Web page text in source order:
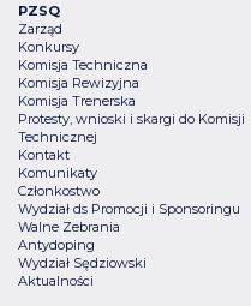
PZSQ
Zarząd
Konkursy
Komisja Techniczna
Komisja Rewizyjna
Komisja Trenerska
Protesty, wnioski i skargi do Komisji
Technicznej
Kontakt
Komunikaty
Członkostwo
Wydział ds Promocji i Sponsoringu
Walne Zebrania
Antydoping
Wydział Sędziowski
Aktualności